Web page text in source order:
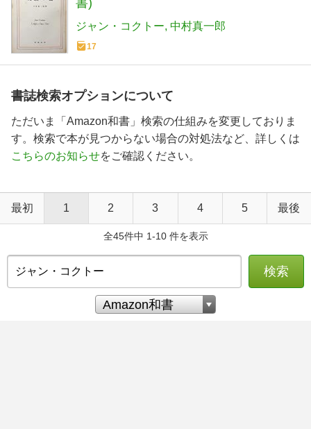
ジャン・コクトー 中村真一郎
17
書誌検索オプションについて
ただいま「Amazon和書」検索の仕組みを変更しておりま
す。検索で本が見つからない場合の対処法など、詳しくは
こちらのお知らせをご確認ください。
最初 1 2 3 4 5 最後
全45件中 1-10 件を表示
検索